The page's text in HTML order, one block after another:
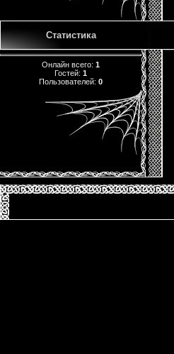
Статистика
Онлайн всего: 1
Гостей: 1
Пользователей: 0